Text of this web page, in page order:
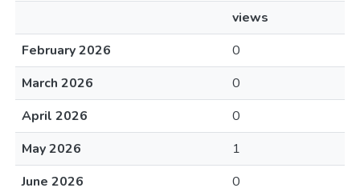
views
February 2026
0
March 2026
0
April 2026
0
May 2026
1
June 2026
0